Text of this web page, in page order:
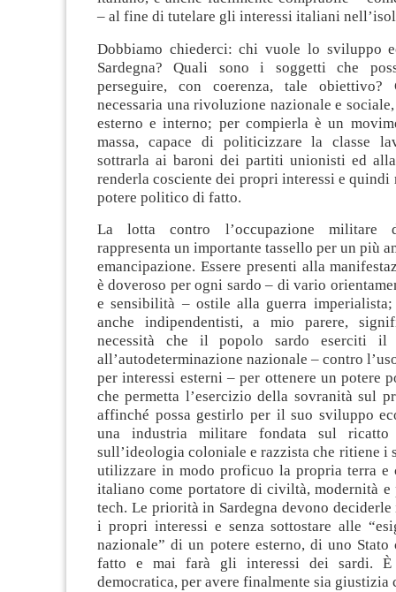
– al fine di tutelare gli interessi italiani
Dobbiamo chiederci: chi vuole lo sviluppo
Sardegna? Quali sono i soggetti che
perseguire, con coerenza, tale obiettivo?
necessaria una rivoluzione nazionale e
esterno e interno; per compierla è un
massa, capace di politicizzare la classe
sottrarla ai baroni dei partiti unionisti ed alla
renderla cosciente dei propri interessi e
potere politico di fatto.
La lotta contro l’occupazione militare
rappresenta un importante tassello per un più
emancipazione. Essere presenti alla
è doveroso per ogni sardo – di vario
e sensibilità – ostile alla guerra imperialista;
anche indipendentisti, a mio parere,
necessità che il popolo sardo eserciti il
all’autodeterminazione nazionale – contro
per interessi esterni – per ottenere un potere
che permetta l’esercizio della sovranità sul
affinché possa gestirlo per il suo sviluppo
una industria militare fondata sul ricatto
sull’ideologia coloniale e razzista che ritiene i
utilizzare in modo proficuo la propria terra e
italiano come portatore di civiltà, modernità e
tech. Le priorità in Sardegna devono deciderle
i propri interessi e senza sottostare alle
nazionale” di un potere esterno, di uno Stato
fatto e mai farà gli interessi dei sardi. È
democratica, per avere finalmente sia giustizia